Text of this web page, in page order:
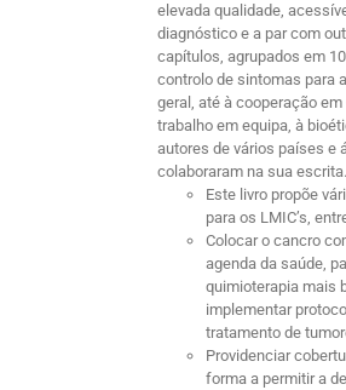
elevada qualidade,
diagnóstico e a par com
capítulos, agrupados em
controlo de sintomas para
geral, até à cooperação
trabalho em equipa, à
autores de vários países e
colaboraram na sua escrita.
Este livro propõe
para os LMIC’s,
Colocar o cancro
agenda da saúde,
quimioterapia mais
implementar
tratamento de
Providenciar
forma a permitir a